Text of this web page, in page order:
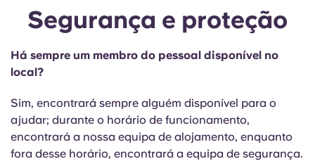
Segurança e proteção
Há sempre um membro do pessoal disponível no
local?
Sim, encontrará sempre alguém disponível para o
ajudar; durante o horário de funcionamento,
encontrará a nossa equipa de alojamento, enquanto
fora desse horário, encontrará a equipa de segurança.